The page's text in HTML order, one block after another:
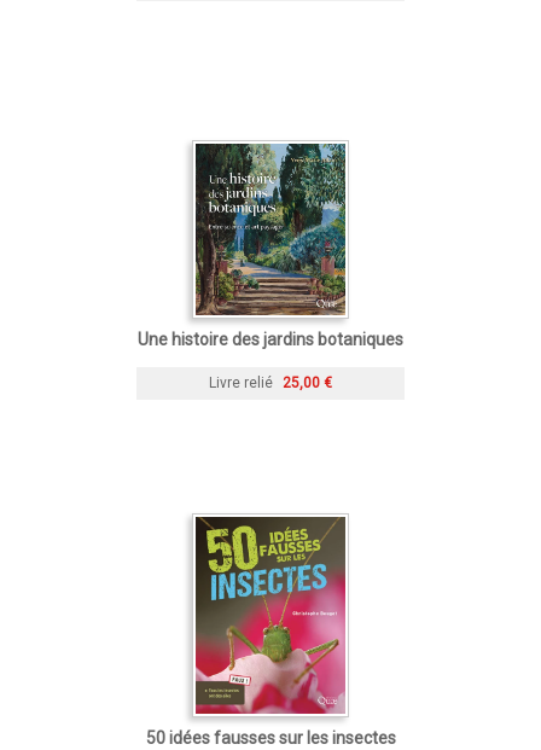
Une histoire des jardins botaniques
Livre relié 25,00 €
50 idées fausses sur les insectes